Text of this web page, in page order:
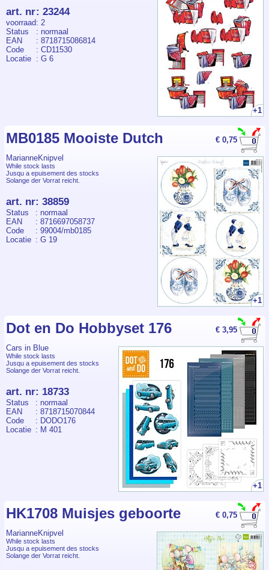
+1
art. nr: 23244
voorraad: 2
Status
: normaal
EAN
: 8718715086814
Code
: CD11530
Locatie : G 6
€ 0,75
MB0185 Mooiste Dutch
MarianneKnipvel
+1
While stock lasts
Jusqu a epuisement des stocks
Solange der Vorrat reicht.
art. nr: 38859
Status
: normaal
EAN
: 8716697058737
Code
: 99004/mb0185
Locatie : G 19
€ 3,95
Dot en Do Hobbyset 176
Cars in Blue
+1
While stock lasts
Jusqu a epuisement des stocks
Solange der Vorrat reicht.
art. nr: 18733
Status
: normaal
EAN
: 8718715070844
Code
: DODO176
Locatie : M 401
€ 0,75
HK1708 Muisjes geboorte
MarianneKnipvel
While stock lasts
Jusqu a epuisement des stocks
Solange der Vorrat reicht.